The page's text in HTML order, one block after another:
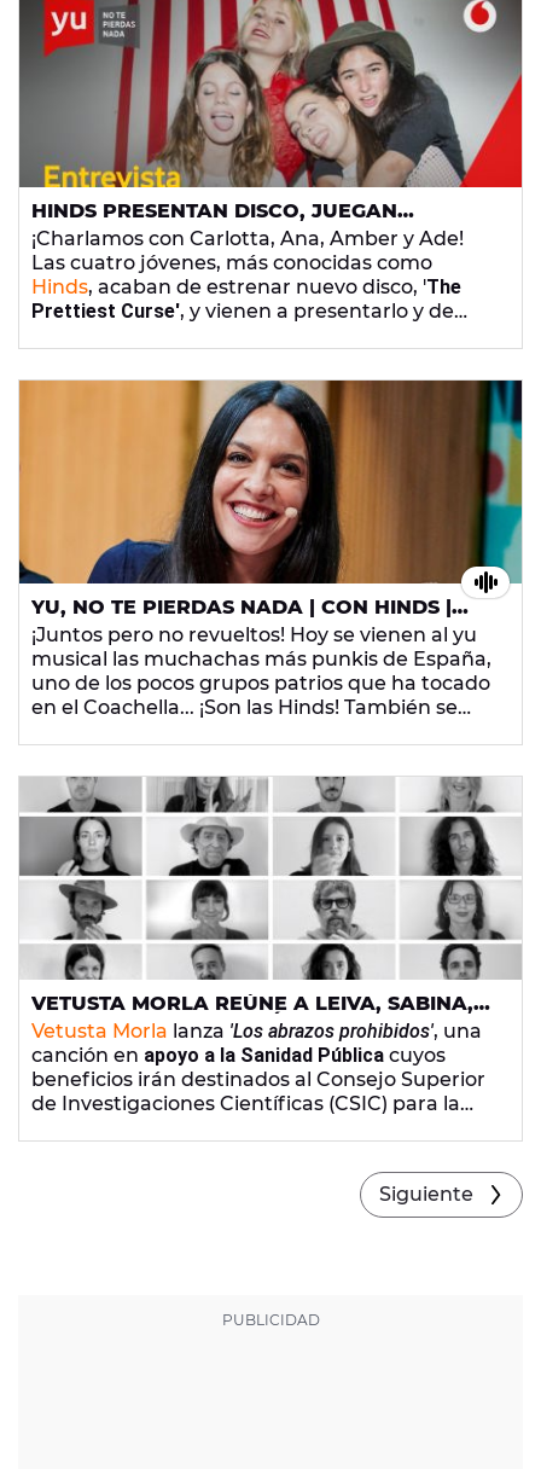
HINDS PRESENTAN DISCO, JUEGAN
ADIVINAR CANCIONES Y SENTENCIAN: "NO
VOLVEREMOS A TOCAR EN DIRECTO DESDE
CASA"
¡Charlamos con Carlotta, Ana, Amber y Ade!
Las cuatro jóvenes, más conocidas como
Hinds, acaban de estrenar nuevo disco, 'The
Prettiest Curse', y vienen a presentarlo y de
bizcochos?
YU, NO TE PIERDAS NADA | CON HINDS |
#YULASHINDS
¡Juntos pero no revueltos! Hoy se vienen al yu
musical las muchachas más punkis de España,
uno de los pocos grupos patrios que ha tocado
en el Coachella... ¡Son las Hinds! También se
VETUSTA MORLA REÚNE A LEIVA, SABINA,
ROZALEN, AMARAL, IVÁN FERREIRO Y
MUCHOS MÁS EN 'LOS ABRAZOS
PROHIBIDOS'
Vetusta Morla lanza 'Los abrazos prohibidos', una
canción en apoyo a la Sanidad Pública cuyos
beneficios irán destinados al Consejo Superior
de Investigaciones Científicas (CSIC) para la
Luz Casal, Ismael Serrano, Xoel López, Christina
y muchos otros
artista se unen a la banda de forma solidaria.
Siguiente